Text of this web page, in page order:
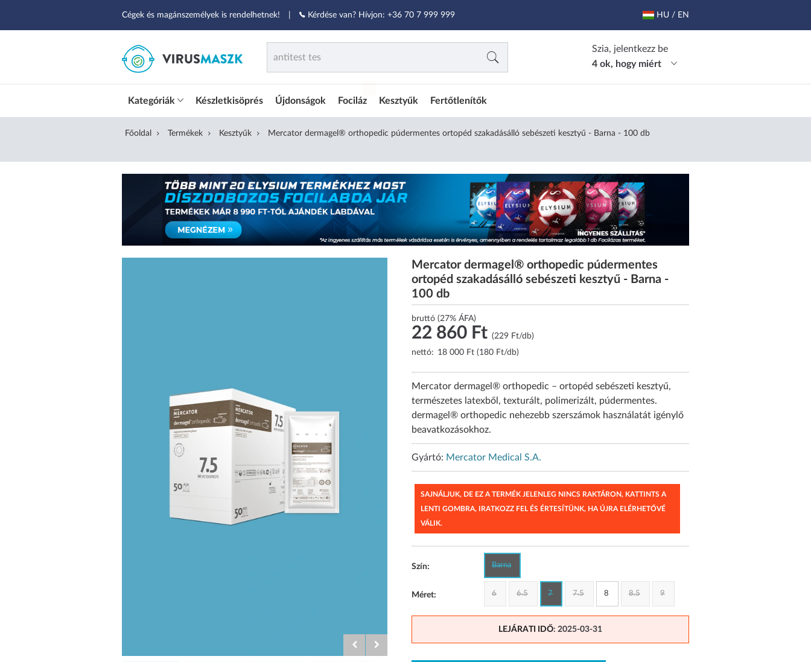
Cégek és magánszemélyek is rendelhetnek! Kérdése van? Hívjon: +36 70 7 999 999 HU / EN
Szia, jelentkezz be
4 ok, hogy miért
Kategóriák Készletkisöprés Újdonságok Fociláz Kesztyűk Fertőtlenítők
Főoldal Termékek Kesztyűk Mercator dermagel® orthopedic púdermentes ortopéd szakadásálló sebészeti kesztyű - Barna - 100 db
Mercator dermagel® orthopedic púdermentes
ortopéd szakadásálló sebészeti kesztyű - Barna -
100 db
bruttó (27% ÁFA)
22 860 Ft (229 Ft/db)
nettó: 18 000 Ft (180 Ft/db)
Mercator dermagel® orthopedic – ortopéd sebészeti kesztyű,
természetes latexből, texturált, polimerizált, púdermentes.
dermagel® orthopedic nehezebb szerszámok használatát igénylő
beavatkozásokhoz.
Gyártó: Mercator Medical S.A.
SAJNÁLJUK, DE EZ A TERMÉK JELENLEG NINCS RAKTÁRON, KATTINTS A
LENTI GOMBRA, IRATKOZZ FEL ÉS ÉRTESÍTÜNK, HA ÚJRA ELÉRHETŐVÉ
VÁLIK.
Szín: Barna
Méret: 6 6.5 7 7.5 8 8.5 9
LEJÁRATI IDŐ: 2025-03-31